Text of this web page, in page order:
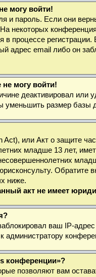
могу войти!
и пароль. Если они
некоторых
в процессе
адрес email либо он
могу войти!
деактивировал
размер базы
или Акт о защите
младше 13 лет,
Обратите
ниже.
акт не имеет
ваш IP-
администратору
конференции»?
позволяют вам